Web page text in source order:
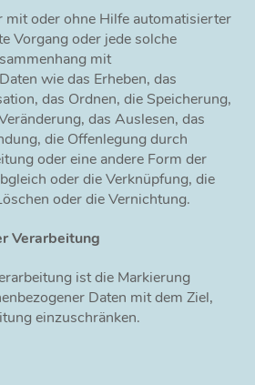
mit oder ohne Hilfe automatisierter
Vorgang oder jede solche
mit
wie das Erheben, das
das Ordnen, die Speicherung,
das Auslesen, das
die Offenlegung durch
oder eine andere Form der
oder die Verknüpfung, die
oder die Vernichtung.
Verarbeitung
ist die Markierung
Daten mit dem Ziel,
einzuschränken.